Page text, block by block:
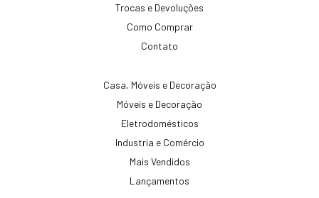
Trocas e Devoluções
Como Comprar
Contato
Casa, Móveis e Decoração
Móveis e Decoração
Eletrodomésticos
Industria e Comércio
Mais Vendidos
Lançamentos